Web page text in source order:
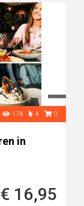
174 4 0
in
€ 16,95